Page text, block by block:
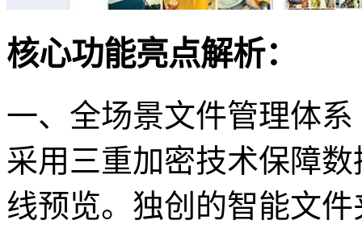
核心功能亮点解析：
一、全场景文件管理体系
采用三重加密技术保障
线预览。独创的智能文